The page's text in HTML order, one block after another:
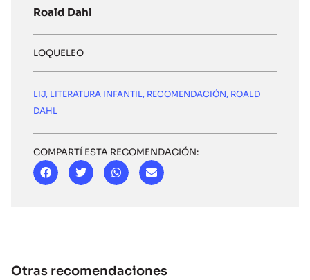
Roald Dahl
LOQUELEO
LIJ, LITERATURA INFANTIL, RECOMENDACIÓN, ROALD
DAHL
COMPARTÍ ESTA RECOMENDACIÓN:
Otras recomendaciones